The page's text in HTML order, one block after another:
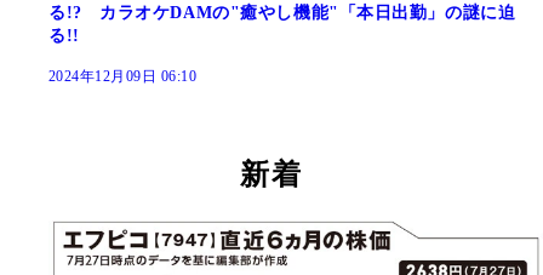
る!? カラオケDAMの"癒やし機能"「本日出勤」の謎に迫
る!!
2024年12月09日 06:10
新着